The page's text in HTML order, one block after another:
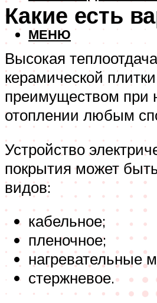
МЕНЮ
Какие есть
Высокая теплоотдача
керамической
преимуществом при
отоплении любым
Устройство
покрытия может
видов:
кабельное;
пленочное;
нагревательные
стержневое.